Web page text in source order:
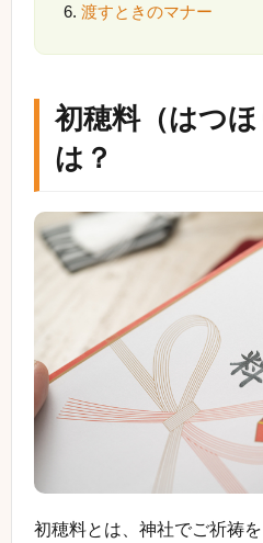
渡すときのマナー
初穂料（はつ
は？
初穂料とは、神社でご祈祷